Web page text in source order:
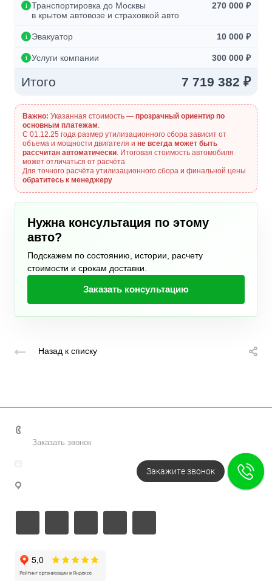
Транспортировка до Москвы
в крытом автовозе и страховкой авто
270 000 ₽
Эвакуатор 10 000 ₽
Услуги компании 300 000 ₽
Итого 7 719 382 ₽
Важно: Указанная стоимость — прозрачный ориентир по
основным платежам.
С 01.12.25 года размер утилизационного сбора зависит от
объема и мощности двигателя и не всегда может быть
рассчитан автоматически. Итоговая стоимость автомобиля
может отличаться от расчёта.
Для точного расчёта утилизационного сбора и финальной цены
обратитесь к менеджеру
Нужна консультация по этому
авто?
Подскажем по состоянию, истории, расчету
стоимости и срокам доставки.
Заказать консультацию
Назад к списку
Заказать звонок
Закажите звонок